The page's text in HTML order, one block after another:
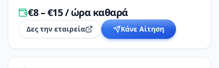
€8 – €15 / ώρα καθαρά
Δες την εταιρεία Κάνε Αίτηση